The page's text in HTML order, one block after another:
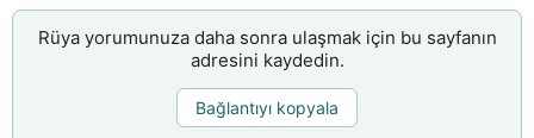
Rüya yorumunuza daha sonra ulaşmak için bu sayfanın
adresini kaydedin.
Bağlantıyı kopyala